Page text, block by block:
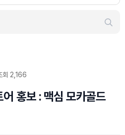
회 2,166
홍보 : 맥심 모카골드